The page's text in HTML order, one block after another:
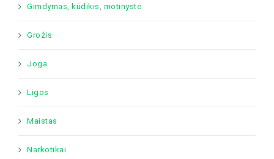
Gimdymas, kūdikis, motinystė
Grožis
Joga
Ligos
Maistas
Narkotikai